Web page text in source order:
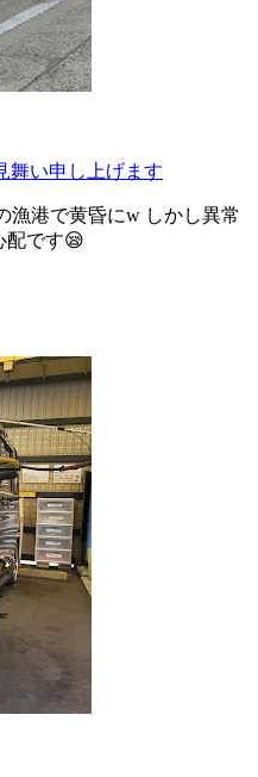
舞い申し上げます
漁港で黄昏にw しかし異常
配です😪